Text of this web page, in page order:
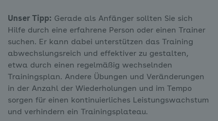
Unser Tipp: Gerade als Anfänger sollten Sie sich
Hilfe durch eine erfahrene Person oder einen Trainer
suchen. Er kann dabei unterstützen das Training
abwechslungsreich und effektiver zu gestalten,
etwa durch einen regelmäßig wechselnden
Trainingsplan. Andere Übungen und Veränderungen
in der Anzahl der Wiederholungen und im Tempo
sorgen für einen kontinuierliches Leistungswachstum
und verhindern ein Trainingsplateau.